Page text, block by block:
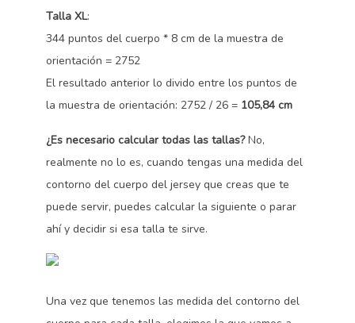
Talla XL:
344 puntos del cuerpo * 8 cm de la muestra de
orientación = 2752
El resultado anterior lo divido entre los puntos de
la muestra de orientación: 2752 / 26 = 105,84 cm
¿Es necesario calcular todas las tallas?No,
realmente no lo es, cuando tengas una medida del
contorno del cuerpo del jersey que creas que te
puede servir, puedes calcular la siguiente o parar
ahí y decidir si esa talla te sirve.
Una vez que tenemos las medida del contorno del